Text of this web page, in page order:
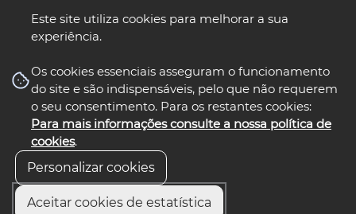
Este site utiliza cookies para melhorar a sua
experiência.
Os cookies essenciais asseguram o funcionamento
do site e são indispensáveis, pelo que não requerem
o seu consentimento. Para os restantes cookies:
Para mais informações consulte a nossa política de
cookies.
Personalizar cookies
Aceitar cookies de estatística
nos select language